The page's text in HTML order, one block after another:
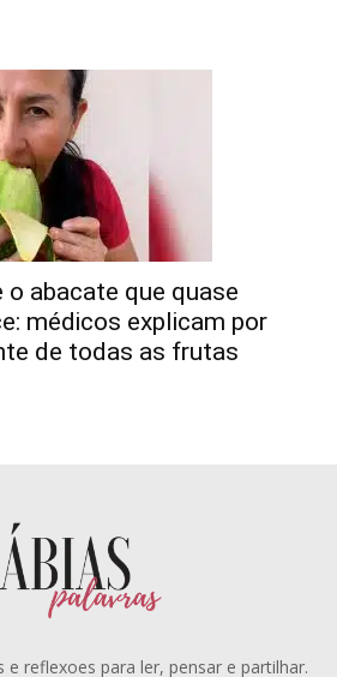
o abacate que quase
médicos explicam por
de todas as frutas
e reflexoes para ler, pensar e partilhar.